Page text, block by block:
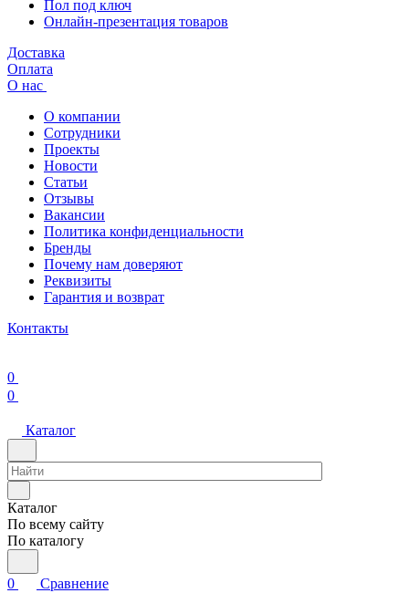
Пол под ключ
Онлайн-презентация товаров
Доставка
Оплата
О нас
О компании
Сотрудники
Проекты
Новости
Статьи
Отзывы
Вакансии
Политика конфиденциальности
Бренды
Почему нам доверяют
Реквизиты
Гарантия и возврат
Контакты
0
0
Каталог
Каталог
По всему сайту
По каталогу
0
Сравнение